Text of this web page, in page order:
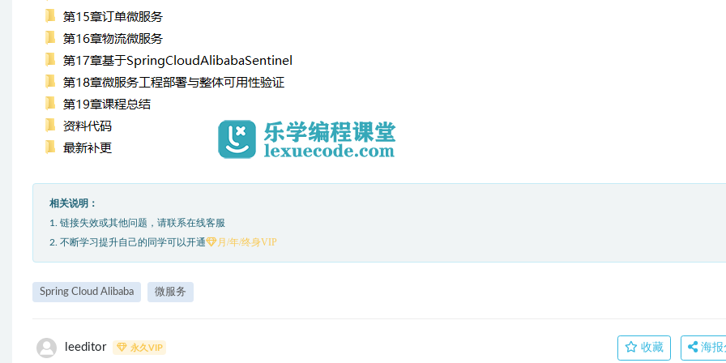
相关说明：
1. 链接失效或其他问题，请联系在线客服
2. 不断学习提升自己的同学可以开通
月/年/终身VIP
Spring Cloud Alibaba 微服务
leeditor 永久VIP 收藏 海报